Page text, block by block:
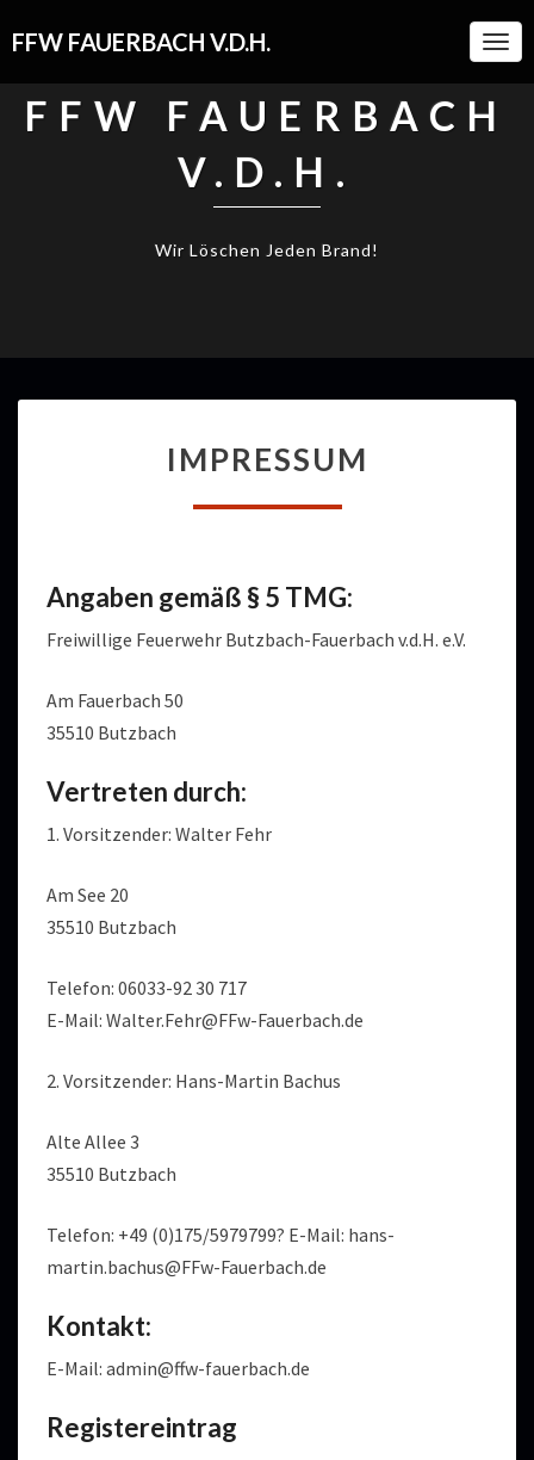
FFW FAUERBACH V.D.H.
FFW FAUERBACH
V.D.H.
Wir Löschen Jeden Brand!
IMPRESSUM
Angaben gemäß § 5 TMG:
Freiwillige Feuerwehr Butzbach-Fauerbach v.d.H. e.V.
Am Fauerbach 50
35510 Butzbach
Vertreten durch:
1. Vorsitzender: Walter Fehr
Am See 20
35510 Butzbach
Telefon: 06033-92 30 717
E-Mail: Walter.Fehr@FFw-Fauerbach.de
2. Vorsitzender: Hans-Martin Bachus
Alte Allee 3
35510 Butzbach
Telefon: +49 (0)175/5979799? E-Mail: hans-
martin.bachus@FFw-Fauerbach.de
Kontakt:
E-Mail: admin@ffw-fauerbach.de
Registereintrag